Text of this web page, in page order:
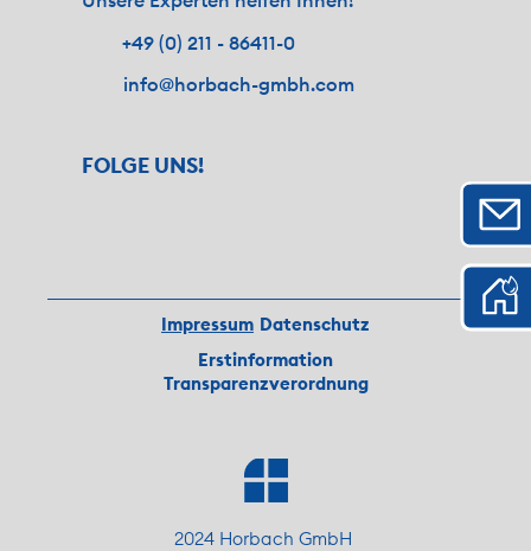
+49 (0) 211 - 86411-0
info@horbach-gmbh.com
FOLGE UNS!
Impressum Datenschutz
Erstinformation
Transparenzverordnung
2024 Horbach GmbH